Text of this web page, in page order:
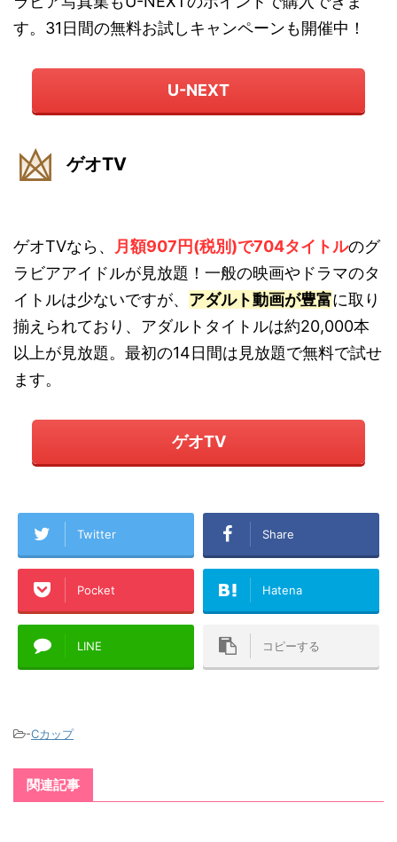
す。31日間の無料お試しキャンペーンも開催中！
U-NEXT
ゲオTV
ゲオTVなら、 月額907円(税別)で704タイトルのグ
ラビアアイドルが見放題！一般の映画やドラマのタ
イトルは少ないですが、 アダルト動画が豊富に取り
揃えられており、アダルトタイトルは約20,000本
以上が見放題。最初の14日間は見放題で無料で試せ
ます。
ゲオTV
Twitter Share
Pocket Hatena
LINE コピーする
-Cカップ
関連記事